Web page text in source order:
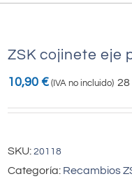
ZSK cojinete eje
10,90 € (IVA no incluido) 28
SKU: 20118
Categoría: Recambios